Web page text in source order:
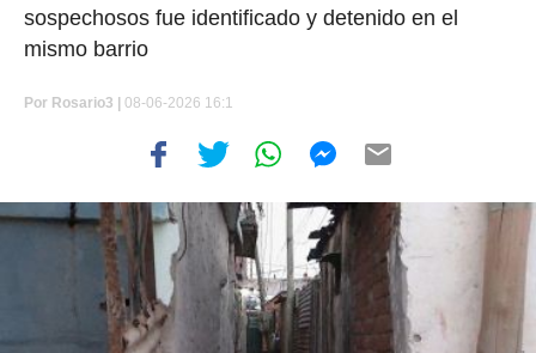
sospechosos fue identificado y detenido en el
mismo barrio
Por Rosario3 | 08-06-2026 16:1